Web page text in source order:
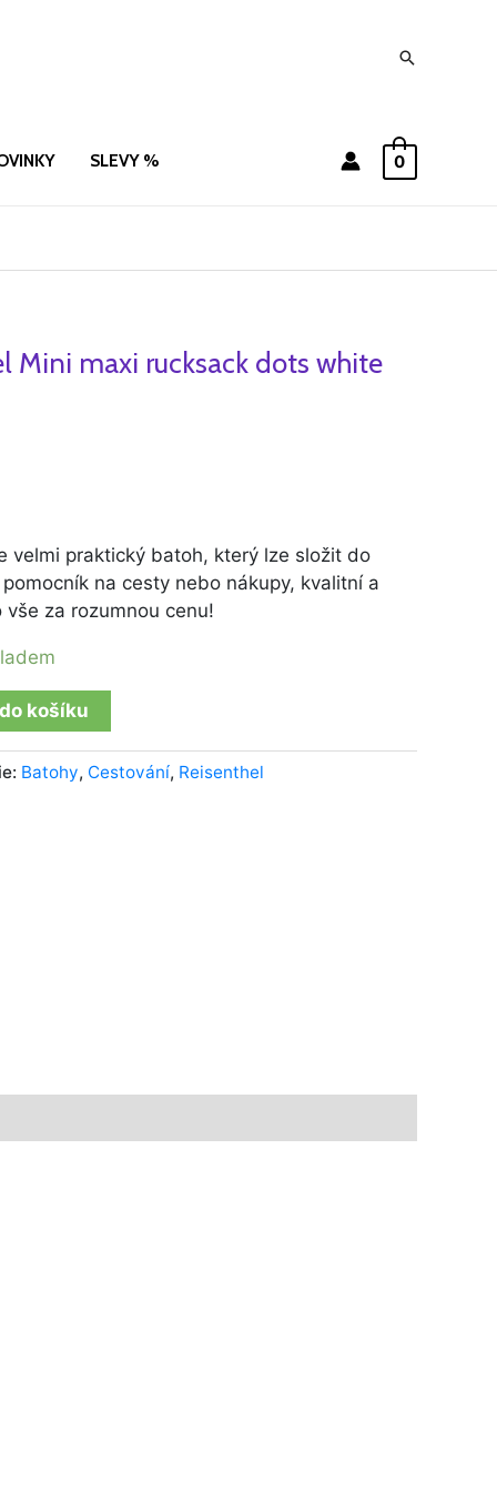
Hledat
SLEVY % 0
Mini maxi rucksack dots white
velmi praktický batoh, který lze složit do
na cesty nebo nákupy, kvalitní a
za rozumnou cenu!
košíku
Batohy, Cestování, Reisenthel